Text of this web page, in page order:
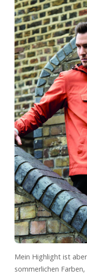
Mein Highlight ist
sommerlichen